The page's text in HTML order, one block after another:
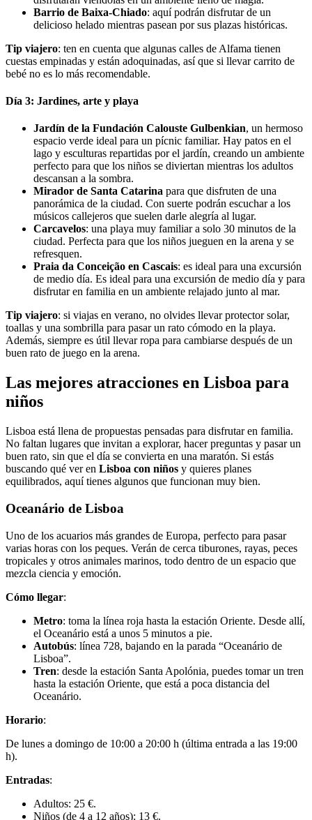
Barrio de Baixa-Chiado: aquí podrán disfrutar de un
delicioso helado mientras pasean por sus plazas históricas.
Tip viajero: ten en cuenta que algunas calles de Alfama tienen
cuestas empinadas y están adoquinadas, así que si llevar carrito de
bebé no es lo más recomendable.
Día 3: Jardines, arte y playa
Jardín de la Fundación Calouste Gulbenkian, un hermoso
espacio verde ideal para un pícnic familiar. Hay patos en el
lago y esculturas repartidas por el jardín, creando un ambiente
perfecto para que los niños se diviertan mientras los adultos
descansan a la sombra.
Mirador de Santa Catarina para que disfruten de una
panorámica de la ciudad. Con suerte podrán escuchar a los
músicos callejeros que suelen darle alegría al lugar.
Carcavelos: una playa muy familiar a solo 30 minutos de la
ciudad. Perfecta para que los niños jueguen en la arena y se
refresquen.
Praia da Conceição en Cascais: es ideal para una excursión
de medio día. Es ideal para una excursión de medio día y para
disfrutar en familia en un ambiente relajado junto al mar.
Tip viajero: si viajas en verano, no olvides llevar protector solar,
toallas y una sombrilla para pasar un rato cómodo en la playa.
Además, siempre es útil llevar ropa para cambiarse después de un
buen rato de juego en la arena.
Las mejores atracciones en Lisboa para
niños
Lisboa está llena de propuestas pensadas para disfrutar en familia.
No faltan lugares que invitan a explorar, hacer preguntas y pasar un
buen rato, sin que el día se convierta en una maratón. Si estás
buscando qué ver en Lisboa con niños y quieres planes
equilibrados, aquí tienes algunos que funcionan muy bien.
Oceanário de Lisboa
Uno de los acuarios más grandes de Europa, perfecto para pasar
varias horas con los peques. Verán de cerca tiburones, rayas, peces
tropicales y otros animales marinos, todo dentro de un espacio que
mezcla ciencia y emoción.
Cómo llegar:
Metro: toma la línea roja hasta la estación Oriente. Desde allí,
el Oceanário está a unos 5 minutos a pie.
Autobús: línea 728, bajando en la parada “Oceanário de
Lisboa”.
Tren: desde la estación Santa Apolónia, puedes tomar un tren
hasta la estación Oriente, que está a poca distancia del
Oceanário.
Horario:
De lunes a domingo de 10:00 a 20:00 h (última entrada a las 19:00
h).
Entradas:
Adultos: 25 €.
Niños (de 4 a 12 años): 13 €.